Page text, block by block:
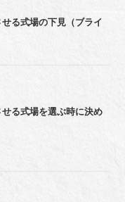
る式場の下見（ブライ
る式場を選ぶ時に決め